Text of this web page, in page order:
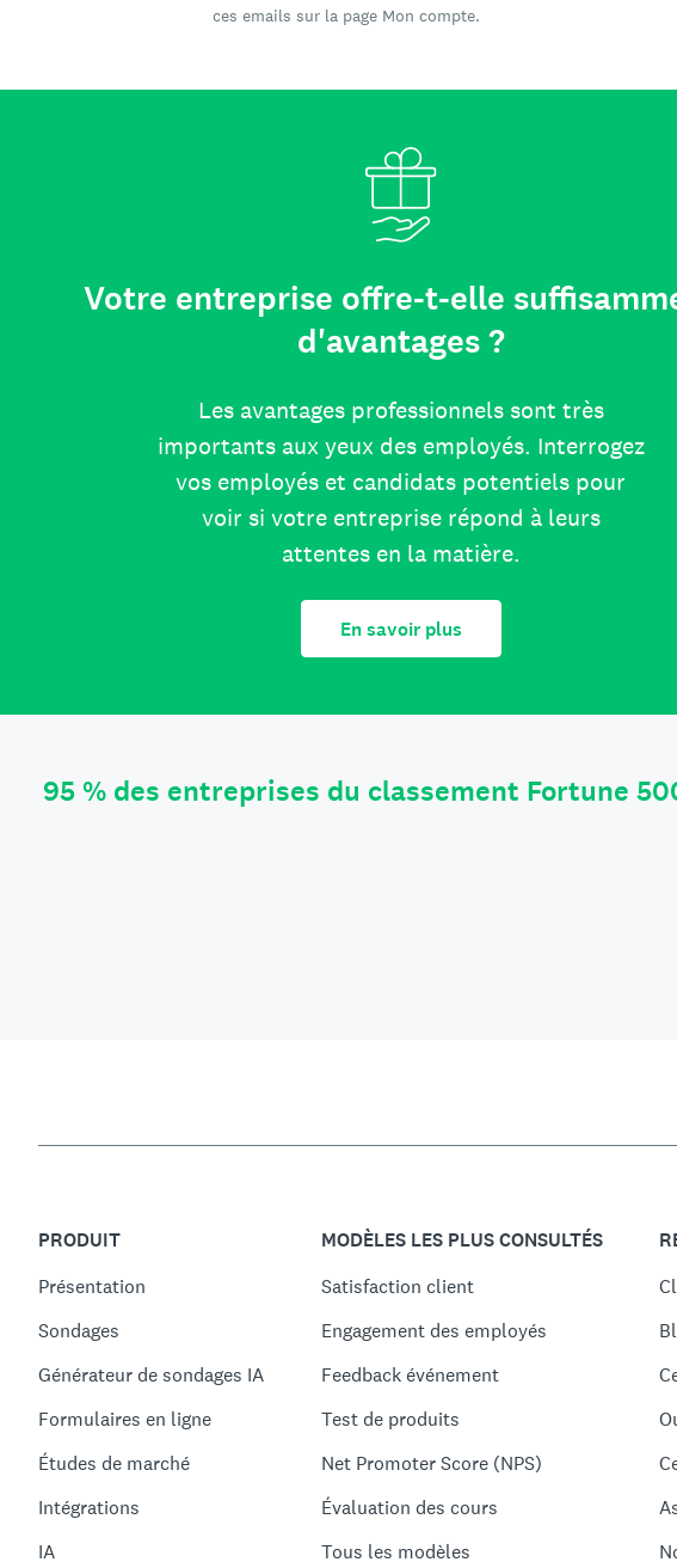
ces emails sur la page Mon compte.
Votre entreprise offre-t-elle
d'avantages ?
Les avantages professionnels sont très
importants aux yeux des employés. Interrogez
vos employés et candidats potentiels pour
voir si votre entreprise répond à leurs
attentes en la matière.
En savoir plus
95 % des entreprises du classement Fortune
PRODUIT
Présentation
Sondages
Générateur de sondages IA
Formulaires en ligne
Études de marché
Intégrations
IA
MODÈLES LES PLUS CONSULTÉS
Satisfaction client
Engagement des employés
Feedback événement
Test de produits
Net Promoter Score (NPS)
Évaluation des cours
Tous les modèles